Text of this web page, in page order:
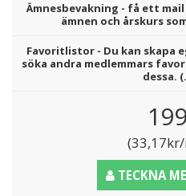
Ämnesbevakning - få ett
ämnen och årskurs
Favoritlistor - Du kan skapa
söka andra medlemmars
dessa.
TECKNA